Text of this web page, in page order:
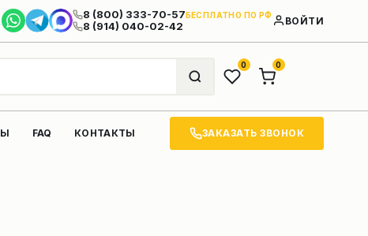
8 (800) 333-70-57БЕСПЛАТНО ПО РФ
8 (914) 040-02-42 ВОЙТИ
0 0
FAQ КОНТАКТЫ ЗАКАЗАТЬ ЗВОНОК